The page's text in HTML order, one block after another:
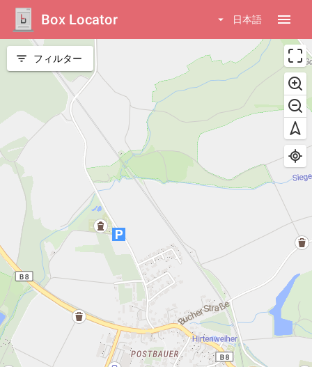
Box Locator arrow_drop_down 日本語 menu
filter_list フィルター